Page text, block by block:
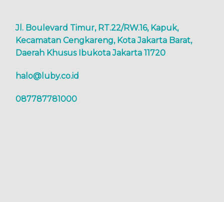
Jl. Boulevard Timur, RT.22/RW.16, Kapuk,
Kecamatan Cengkareng, Kota Jakarta Barat,
Daerah Khusus Ibukota Jakarta 11720
halo@luby.co.id
087787781000